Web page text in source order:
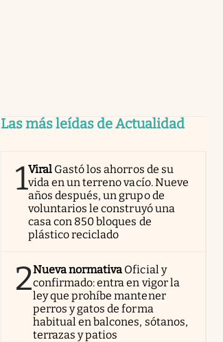
Las más leídas de Actualidad
1Viral Gastó los ahorros de su
vida en un terreno vacío. Nueve
años después, un grupo de
voluntarios le construyó una
casa con 850 bloques de
plástico reciclado
2Nueva normativa Oficial y
confirmado: entra en vigor la
ley que prohíbe mantener
perros y gatos de forma
habitual en balcones, sótanos,
terrazas y patios